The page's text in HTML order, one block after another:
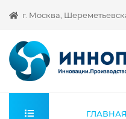
г. Москва,
ГЛАВНАЯ